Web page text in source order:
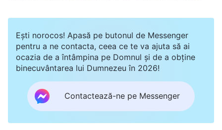
Ești norocos! Apasă pe butonul de Messenger
pentru a ne contacta, ceea ce te va ajuta să ai
ocazia de a întâmpina pe Domnul și de a obține
binecuvântarea lui Dumnezeu în 2026!
Contactează-ne pe Messenger